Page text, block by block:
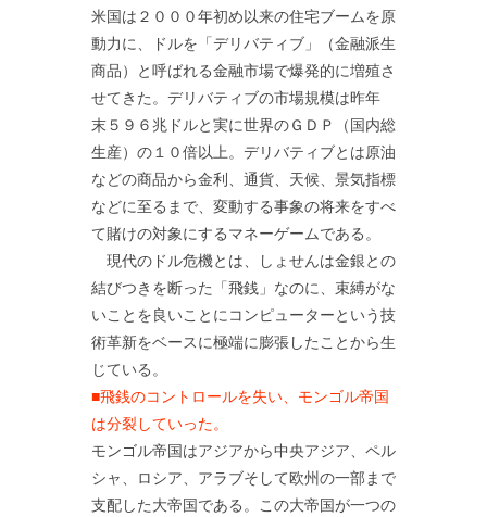
米国は２０００年初め以来の住宅ブームを原
動力に、ドルを「デリバティブ」（金融派生
商品）と呼ばれる金融市場で爆発的に増殖さ
せてきた。デリバティブの市場規模は昨年
末５９６兆ドルと実に世界のＧＤＰ（国内総
生産）の１０倍以上。デリバティブとは原油
などの商品から金利、通貨、天候、景気指標
などに至るまで、変動する事象の将来をすべ
て賭けの対象にするマネーゲームである。
現代のドル危機とは、しょせんは金銀との
結びつきを断った「飛銭」なのに、束縛がな
いことを良いことにコンピューターという技
術革新をベースに極端に膨張したことから生
じている。
■飛銭のコントロールを失い、モンゴル帝国
は分裂していった。
モンゴル帝国はアジアから中央アジア、ペル
シャ、ロシア、アラブそして欧州の一部まで
支配した大帝国である。この大帝国が一つの